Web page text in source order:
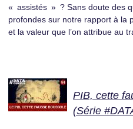
« assistés » ? Sans doute des
profondes sur notre rapport à la
et la valeur que l’on attribue au
PIB, cette
(Série